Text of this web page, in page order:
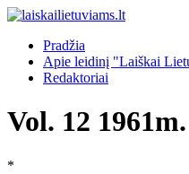
Pradžia
Apie leidinį "Laiškai
Redaktoriai
Vol. 12 1961m.
*